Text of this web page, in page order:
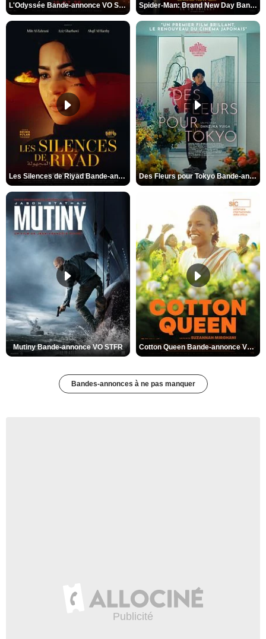
L'Odyssée Bande-annonce VO STFR Spider-Man: Brand New Day Bande-annonce VO STFR
Les Silences de Riyad Bande-annonce VO STFR Des Fleurs pour Tokyo Bande-annonce VO STFR
Mutiny Bande-annonce VO STFR Cotton Queen Bande-annonce VO STFR
Bandes-annonces à ne pas manquer